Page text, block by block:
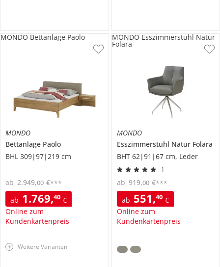
MONDO
Bettanlage Paolo
BHL 309|97|219 cm
ab 1.769,40 €
Online zum
Kundenkartenpreis
ab 2.949,00 €***
MONDO Bettanlage Paolo
Weitere Varianten
MONDO
Esszimmerstuhl Natur Folara
BHT 62|91|67 cm, Leder
1
ab 551,40 €
Online zum
Kundenkartenpreis
ab 919,00 €***
MONDO Esszimmerstuhl Natur
Folara